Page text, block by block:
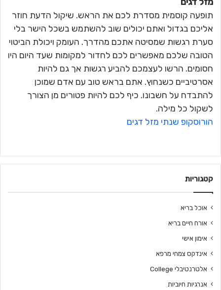
תופעה קוסמית מסדרת לכם את הראש. שיקול הדעת חוזר
אליכם בגדול ואתם יכולים שוב להשתמש בשכל הישר בלי
סערת רגשות שמסיטה אתכם מהדרך. העומק ויכולת הביטוי
הטובה שלכם מאפשרים לכם לחדור למקומות שעד היום היו
חסומים. הרשו לעצמכם להביע רגשות אך גם להיות
אסרטיביים כשנחוץ. אתם בראש טוב עם אדם שמוכן
להתבדח על חשבונו. כיף לכם להיות פטורים מן הצורך
לשקול כל מילה.
הורוסקופ שנתי מזל דגים
קטגוריות
אוכל בריא
אורח חיים בריא
אימון אישי
אינדקס צמחי מרפא
אלטרנטיבלי College
אנרגיות חיוביות